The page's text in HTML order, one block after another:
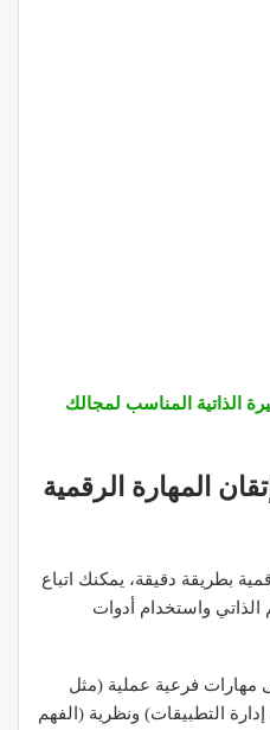
الذاتية المناسب لمجالك
المهارة الرقمية
بطريقة دقيقة، يمكنك اتباع
واستخدام أدوات
مهارات فرعية عملية (مثل
إدارة التطبيقات) ونظرية (الفهم